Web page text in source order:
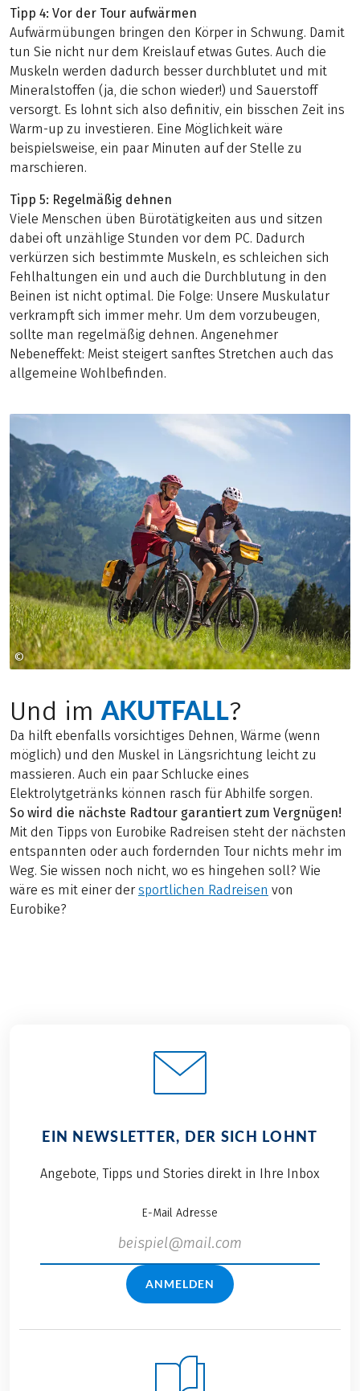
Tipp 4: Vor der Tour aufwärmen
Aufwärmübungen bringen den Körper in Schwung. Damit
tun Sie nicht nur dem Kreislauf etwas Gutes. Auch die
Muskeln werden dadurch besser durchblutet und mit
Mineralstoffen (ja, die schon wieder!) und Sauerstoff
versorgt. Es lohnt sich also definitiv, ein bisschen Zeit ins
Warm-up zu investieren. Eine Möglichkeit wäre
beispielsweise, ein paar Minuten auf der Stelle zu
marschieren.
Tipp 5: Regelmäßig dehnen
Viele Menschen üben Bürotätigkeiten aus und sitzen
dabei oft unzählige Stunden vor dem PC. Dadurch
verkürzen sich bestimmte Muskeln, es schleichen sich
Fehlhaltungen ein und auch die Durchblutung in den
Beinen ist nicht optimal. Die Folge: Unsere Muskulatur
verkrampft sich immer mehr. Um dem vorzubeugen,
sollte man regelmäßig dehnen. Angenehmer
Nebeneffekt: Meist steigert sanftes Stretchen auch das
allgemeine Wohlbefinden.
Und imAKUTFALL?
Da hilft ebenfalls vorsichtiges Dehnen, Wärme (wenn
möglich) und den Muskel in Längsrichtung leicht zu
massieren. Auch ein paar Schlucke eines
Elektrolytgetränks können rasch für Abhilfe sorgen.
So wird die nächste Radtour garantiert zum Vergnügen!
Mit den Tipps von Eurobike Radreisen steht der nächsten
entspannten oder auch fordernden Tour nichts mehr im
Weg. Sie wissen noch nicht, wo es hingehen soll? Wie
wäre es mit einer der sportlichen Radreisen von
Eurobike?
© heikomandl.at
EIN NEWSLETTER, DER SICH LOHNT
Angebote, Tipps und Stories direkt in Ihre Inbox
E-Mail Adresse
ANMELDEN